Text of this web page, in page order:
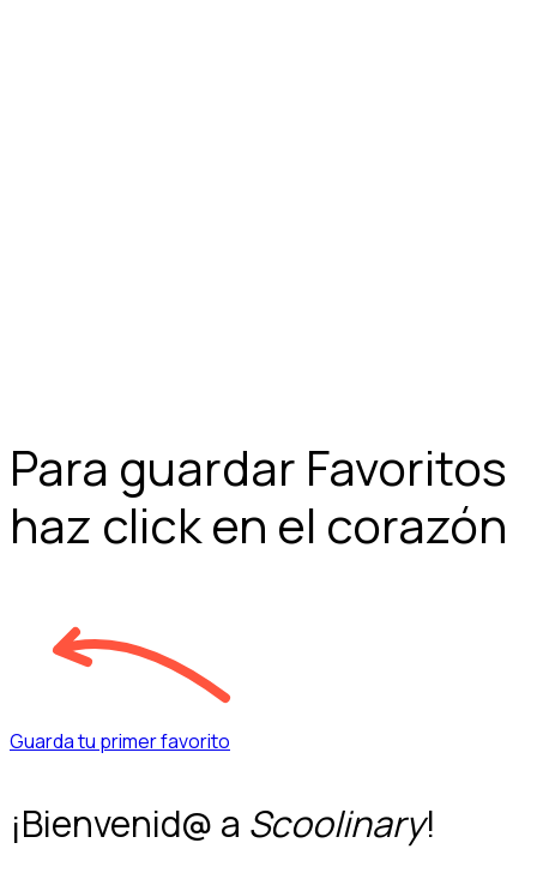
Para guardar Favoritos
haz click en el corazón
Guarda tu primer favorito
¡Bienvenid@ a Scoolinary!